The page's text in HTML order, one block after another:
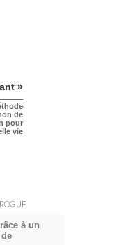
»
de
pour
vie
à un